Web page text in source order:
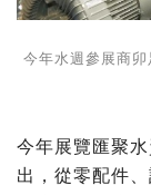
今年水週參展商
今年展覽匯聚
出，從零配件